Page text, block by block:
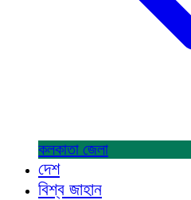
কলকাতা জেলা
দেশ
বিশ্ব জাহান